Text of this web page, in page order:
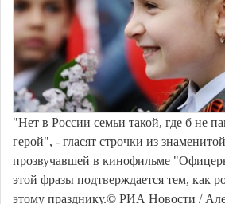
"Нет в России семьи такой, где б не
герой", - гласят строчки из
прозвучавшей в кинофильме
этой фразы подтверждается тем, как
этому празднику.© РИА Новости /